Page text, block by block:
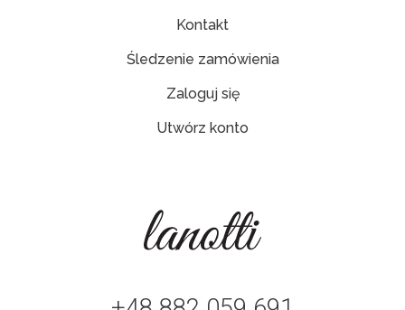
Kontakt
Śledzenie zamówienia
Zaloguj się
Utwórz konto